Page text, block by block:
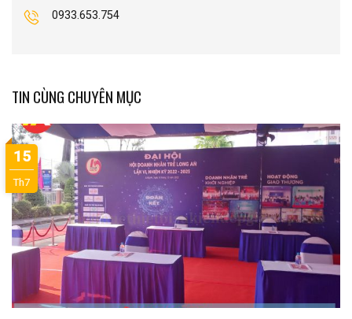
0933.653.754
TIN CÙNG CHUYÊN MỤC
15
Th7